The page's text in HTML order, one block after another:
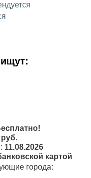
11.08.2026
картой
города: